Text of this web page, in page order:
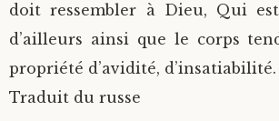
doit ressembler à Dieu, Qui
d’ailleurs ainsi que le corps
propriété d’avidité, d’insatiabilité.
Traduit du russe